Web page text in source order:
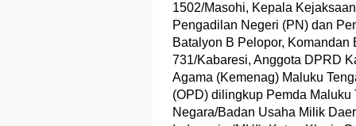
1502/Masohi, Kepala
Pengadilan Negeri (PN) dan
Batalyon B Pelopor,
731/Kabaresi, Anggota DPRD
Agama (Kemenag) Maluku
(OPD) dilingkup Pemda
Negara/Badan Usaha Milik